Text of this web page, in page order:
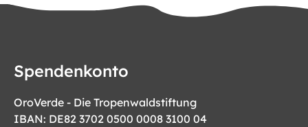
Spendenkonto
OroVerde - Die Tropenwaldstiftung
IBAN: DE82 3702 0500 0008 3100 04